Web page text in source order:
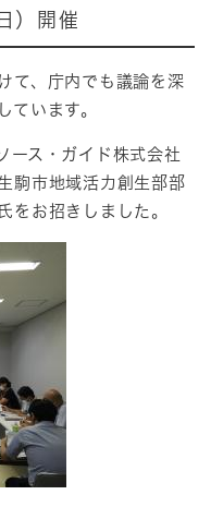
）開催
て、庁内でも議論を深
ています。
ース・ガイド株式会社
駒市地域活力創生部部
をお招きしました。